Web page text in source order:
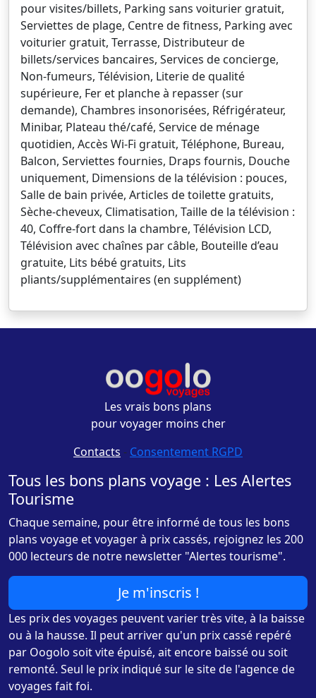
pour visites/billets, Parking sans voiturier gratuit,
Serviettes de plage, Centre de fitness, Parking avec
voiturier gratuit, Terrasse, Distributeur de
billets/services bancaires, Services de concierge,
Non-fumeurs, Télévision, Literie de qualité
supérieure, Fer et planche à repasser (sur
demande), Chambres insonorisées, Réfrigérateur,
Minibar, Plateau thé/café, Service de ménage
quotidien, Accès Wi-Fi gratuit, Téléphone, Bureau,
Balcon, Serviettes fournies, Draps fournis, Douche
uniquement, Dimensions de la télévision : pouces,
Salle de bain privée, Articles de toilette gratuits,
Sèche-cheveux, Climatisation, Taille de la télévision :
40, Coffre-fort dans la chambre, Télévision LCD,
Télévision avec chaînes par câble, Bouteille d’eau
gratuite, Lits bébé gratuits, Lits
pliants/supplémentaires (en supplément)
Les vrais bons plans
pour voyager moins cher
Contacts - Consentement RGPD
Tous les bons plans voyage : Les Alertes
Tourisme
Chaque semaine, pour être informé de tous les bons
plans voyage et voyager à prix cassés, rejoignez les 200
000 lecteurs de notre newsletter "Alertes tourisme".
Je m'inscris !
Les prix des voyages peuvent varier très vite, à la baisse
ou à la hausse. Il peut arriver qu'un prix cassé repéré
par Oogolo soit vite épuisé, ait encore baissé ou soit
remonté. Seul le prix indiqué sur le site de l'agence de
voyages fait foi.